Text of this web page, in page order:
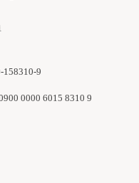
158310-9
0000 6015 8310 9